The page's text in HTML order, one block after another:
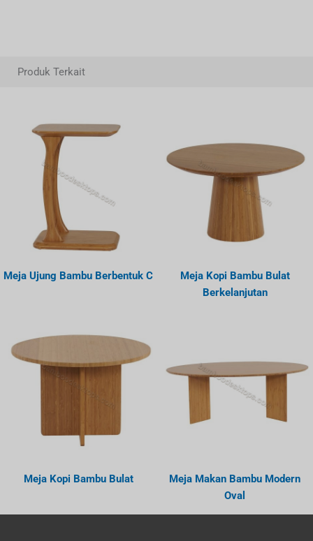
Produk Terkait
Meja Ujung Bambu Berbentuk C
Meja Kopi Bambu Bulat
Berkelanjutan
Meja Kopi Bambu Bulat
Meja Makan Bambu Modern
Oval